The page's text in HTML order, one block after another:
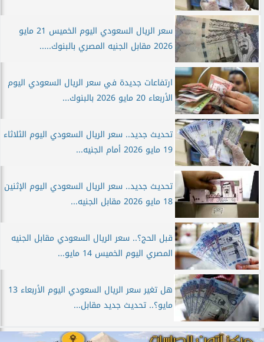
سعر الريال السعودي اليوم الخميس 21 مايو
2026 مقابل الجنيه المصري بالبنوك.....
ارتفاعات جديدة في سعر الريال السعودي اليوم
الأربعاء 20 مايو 2026 بالبنوك...
تحديث جديد.. سعر الريال السعودي اليوم الثلاثاء
19 مايو 2026 أمام الجنيه...
تحديث جديد.. سعر الريال السعودي اليوم الإثنين
18 مايو 2026 مقابل الجنيه...
قبل الحج؟.. سعر الريال السعودي مقابل الجنيه
المصري اليوم الخميس 14 مايو...
هل تغير سعر الريال السعودي اليوم الأربعاء 13
مايو؟.. تحديث جديد مقابل...